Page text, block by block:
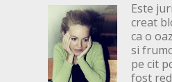
Este
creat
ca o
si
pe cit
fost